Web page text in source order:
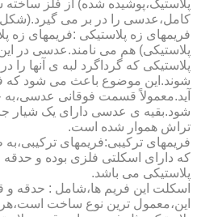
پلاستیک،پوشیده شده) از فلز
کامل،عدسی را در بر می گیرد.(شکل۱-۱)
فریمهای زه پلاستیکی :فریمهای زه
پلاستیکی) هم می نامند.عدسی در
پلاستیکی که گرداگرد لبه ی آنها را
شوند.این موضوع باعث می شود که
آید.معمولاً قسمت فوقانی
شود.بقیه ی عدسی دارای یک شیار
تراش هموار شده است.
فریمهای ترکیبی:فریمهای
که دارای اسکلتی فلزی بوده و حدقه
پلاستیکی می باشد.
اسکلت این فریم ها،شامل : حدقه
این،معمول ترین نوع ساخت